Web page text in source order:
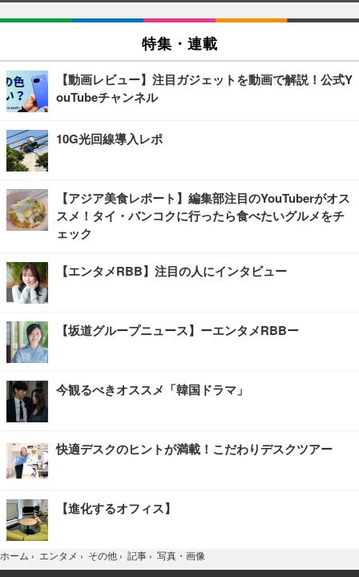
特集・連載
【動画レビュー】注目ガジェットを動画で解説！公式Y
ouTubeチャンネル
10G光回線導入レポ
【アジア美食レポート】編集部注目のYouTuberがオス
スメ！タイ・バンコクに行ったら食べたいグルメをチ
ェック
【エンタメRBB】注目の人にインタビュー
【坂道グループニュース】ーエンタメRBBー
今観るべきオススメ「韓国ドラマ」
快適デスクのヒントが満載！こだわりデスクツアー
【進化するオフィス】
ホーム › エンタメ › その他 › 記事 › 写真・画像